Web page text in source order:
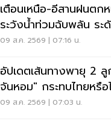
เตือนเหนือ-อีสานฝนตก
ระวังน้ำท่วมฉับพลัน ระ
สูง
09 ส.ค. 2569 | 07:16 น.
อัปเดตเส้นทางพายุ 2
จันหอม" กระทบไทยหรือ
09 ส.ค. 2569 | 07:03 น.